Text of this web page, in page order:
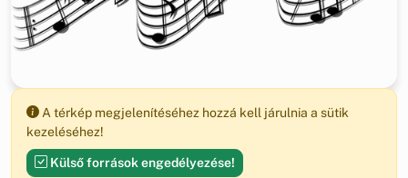
A térkép megjelenítéséhez hozzá kell járulnia a sütik
kezeléséhez!
Külső források engedélyezése!